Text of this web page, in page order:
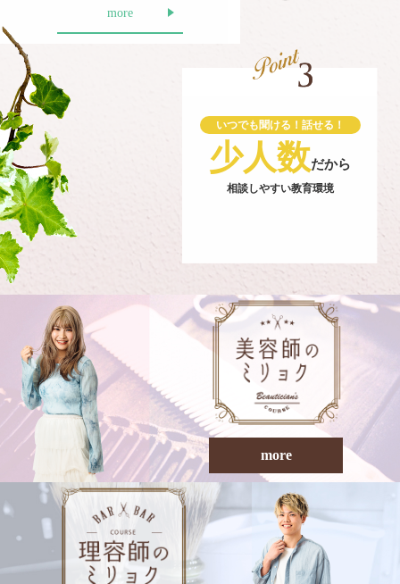
more
いつでも聞ける！話せる！
少人数だから
相談しやすい教育環境
more